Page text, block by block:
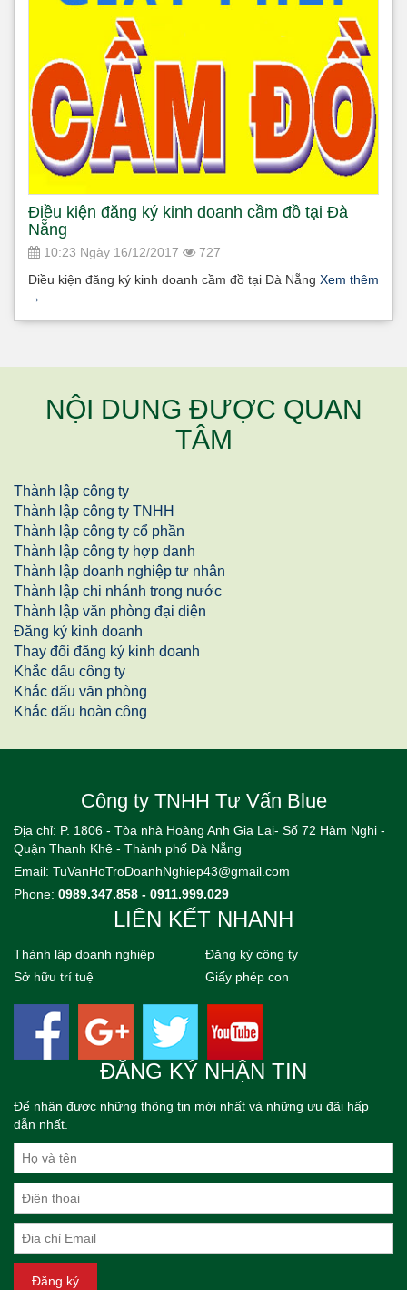
Điều kiện đăng ký kinh doanh cầm đồ tại Đà
Nẵng
10:23 Ngày 16/12/2017
727
Điều kiện đăng ký kinh doanh cầm đồ tại Đà Nẵng Xem thêm
→
NỘI DUNG ĐƯỢC QUAN
TÂM
Thành lập công ty
Thành lập công ty TNHH
Thành lập công ty cổ phần
Thành lập công ty hợp danh
Thành lập doanh nghiệp tư nhân
Thành lập chi nhánh trong nước
Thành lập văn phòng đại diện
Đăng ký kinh doanh
Thay đổi đăng ký kinh doanh
Khắc dấu công ty
Khắc dấu văn phòng
Khắc dấu hoàn công
Công ty TNHH Tư Vấn Blue
Địa chỉ: P. 1806 - Tòa nhà Hoàng Anh Gia Lai- Số 72 Hàm Nghi -
Quận Thanh Khê - Thành phố Đà Nẵng
Email: TuVanHoTroDoanhNghiep43@gmail.com
Phone: 0989.347.858 - 0911.999.029
LIÊN KẾT NHANH
Thành lập doanh nghiệp
Đăng ký công ty
Sở hữu trí tuệ
Giấy phép con
ĐĂNG KÝ NHẬN TIN
Để nhận được những thông tin mới nhất và những ưu đãi hấp
dẫn nhất.